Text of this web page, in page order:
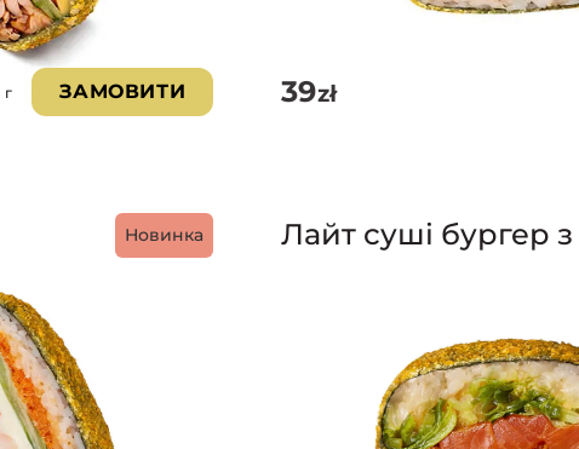
г ЗАМОВИТИ 39zł
Новинка Лайт суші бургер